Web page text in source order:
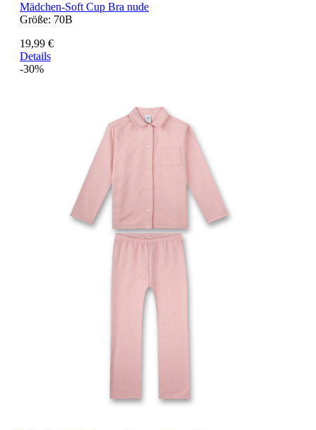
Mädchen-Soft Cup Bra nude
Größe: 70B
19,99 €
Details
-30%